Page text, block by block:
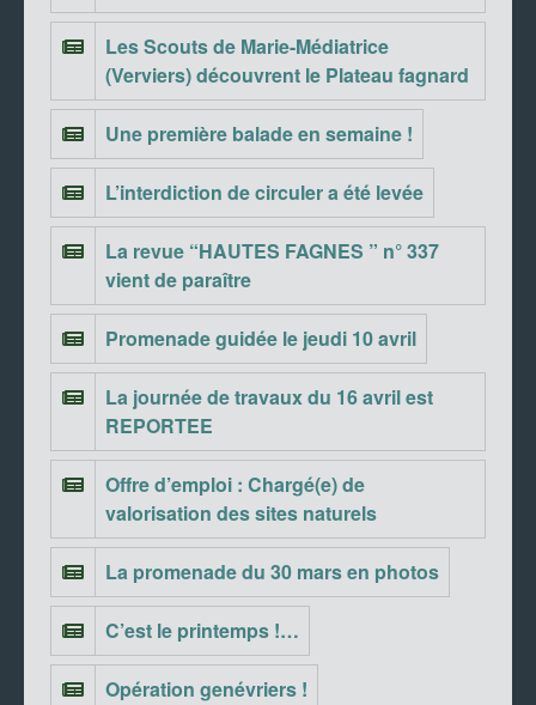
Les Scouts de Marie-Médiatrice
(Verviers) découvrent le Plateau fagnard
Une première balade en semaine !
L’interdiction de circuler a été levée
La revue “HAUTES FAGNES ” n° 337
vient de paraître
Promenade guidée le jeudi 10 avril
La journée de travaux du 16 avril est
REPORTEE
Offre d’emploi : Chargé(e) de
valorisation des sites naturels
La promenade du 30 mars en photos
C’est le printemps !…
Opération genévriers !